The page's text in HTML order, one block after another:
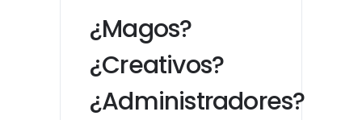
¿Magos?
¿Creativos?
¿Administradores?